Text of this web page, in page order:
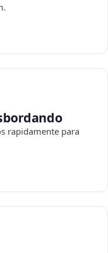
rapidamente para